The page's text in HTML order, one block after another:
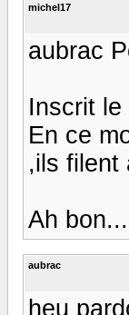
michel17
aubrac
Inscrit le
En ce
,ils filent
Ah
aubrac
heu